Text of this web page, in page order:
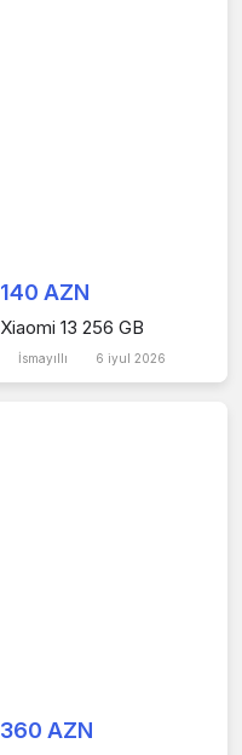
140 AZN
Xiaomi 13 256 GB
İsmayıllı 6 iyul 2026
360 AZN